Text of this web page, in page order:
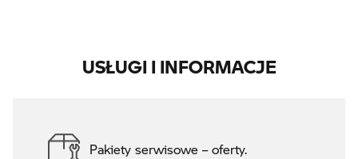
USŁUGI I INFORMACJE
Pakiety serwisowe – oferty.